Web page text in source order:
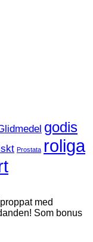
godis
Prostata roliga
med
Som bonus